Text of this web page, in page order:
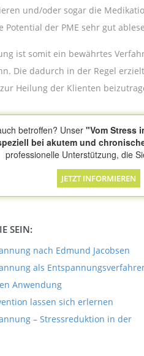
und/oder sogar die
der PME sehr gut
ist somit ein bewährtes
Die dadurch in der Regel
Heilung der Klienten
betroffen? Unser "Vom Stress
bei akutem und
professionelle Unterstützung, die
JETZT INFORMIEREN
SEIN:
nach Edmund Jacobsen
als
Anwendung
lassen sich erlernen
– Stressreduktion in der